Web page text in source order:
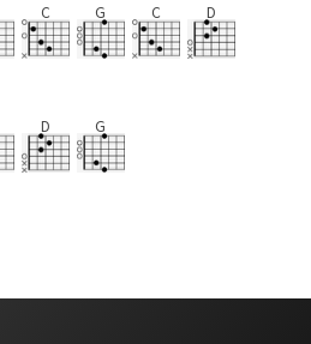
C G C D
D G